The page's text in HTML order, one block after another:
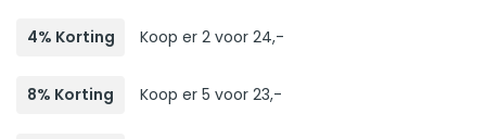
4% Korting Koop er 2 voor 24,-
8% Korting Koop er 5 voor 23,-